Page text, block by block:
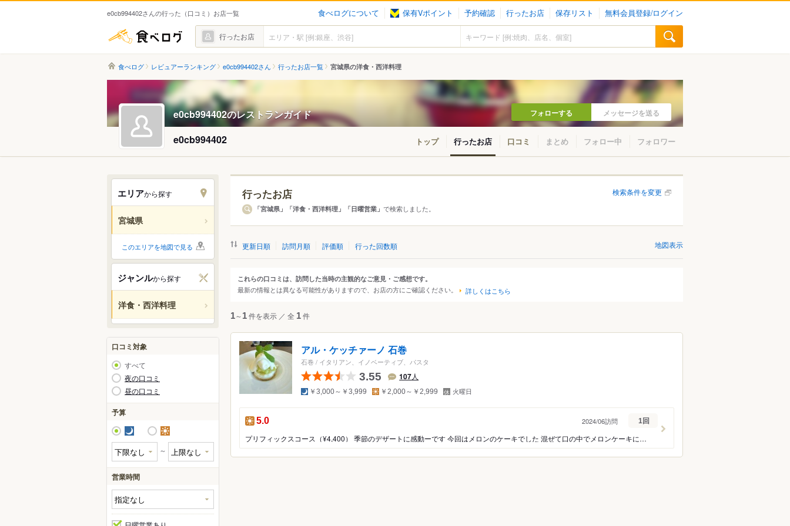
e0cb994402さんの行った（口コミ）お店一覧 食べログについて 保有Vポイント 予約確認 行ったお店 保存リスト 無料会員登録/ログイン
食べログ 行ったお店
食べログ レビュアーランキング e0cb994402さん 行ったお店一覧 宮城県の洋食・西洋料理
e0cb994402のレストランガイド フォローする メッセージを送る
e0cb994402 トップ 行ったお店 口コミ まとめ フォロー中 フォロワー
エリアから探す
宮城県
エリアから探す
仙台市
蔵王・白石・名取
大崎・栗原・登米
このエリアを地図で見る
ジャンルから探す
洋食・西洋料理
ジャンルから探す
すべて レストラン
洋食
ステーキ・鉄板焼
フレンチ
イタリアン
スペイン料理
ヨーロッパ料理
アメリカ料理
口コミ対象
すべて
夜の口コミ
昼の口コミ
予算
夜 昼
～
営業時間
行ったお店 検索条件を変更
「宮城県」「洋食・西洋料理」「日曜営業」で検索しました。
更新日順 訪問月順 評価順 行った回数順 地図表示
これらの口コミは、訪問した当時の主観的なご意見・ご感想です。
最新の情報とは異なる可能性がありますので、お店の方にご確認ください。 詳しくはこちら
1～1件を表示 ／ 全 1件
アル・ケッチァーノ 石巻
石巻 / イタリアン、イノベーティブ、パスタ
3.55 107人
夜 ￥3,000～￥3,999 昼 ￥2,000～￥2,999 定
日
火曜日
昼の点数：
5.0
プリフィックスコース（¥4,400） 季節のデザートに感動ーです 今回はメロンのケーキでした 混ぜて口の中でメロンケーキになるのも 面白いし、いろいろ楽しみながら味わえ なんといっても美味しー 埋もれてたいくらいですw #石巻ランチ #アルケッチャーノ #アルケッチャーノ石巻 #スイーツ
2024/06訪問 1回